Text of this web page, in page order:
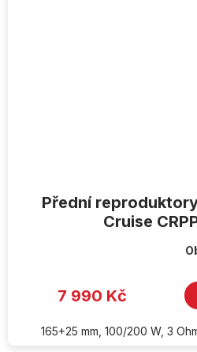
Přední
Cruise
7 990 Kč
165+25 mm, 100/200 W, 3